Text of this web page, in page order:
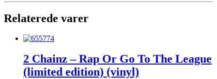
Relaterede varer
2 Chainz – Rap Or Go To The League
(limited edition) (vinyl)